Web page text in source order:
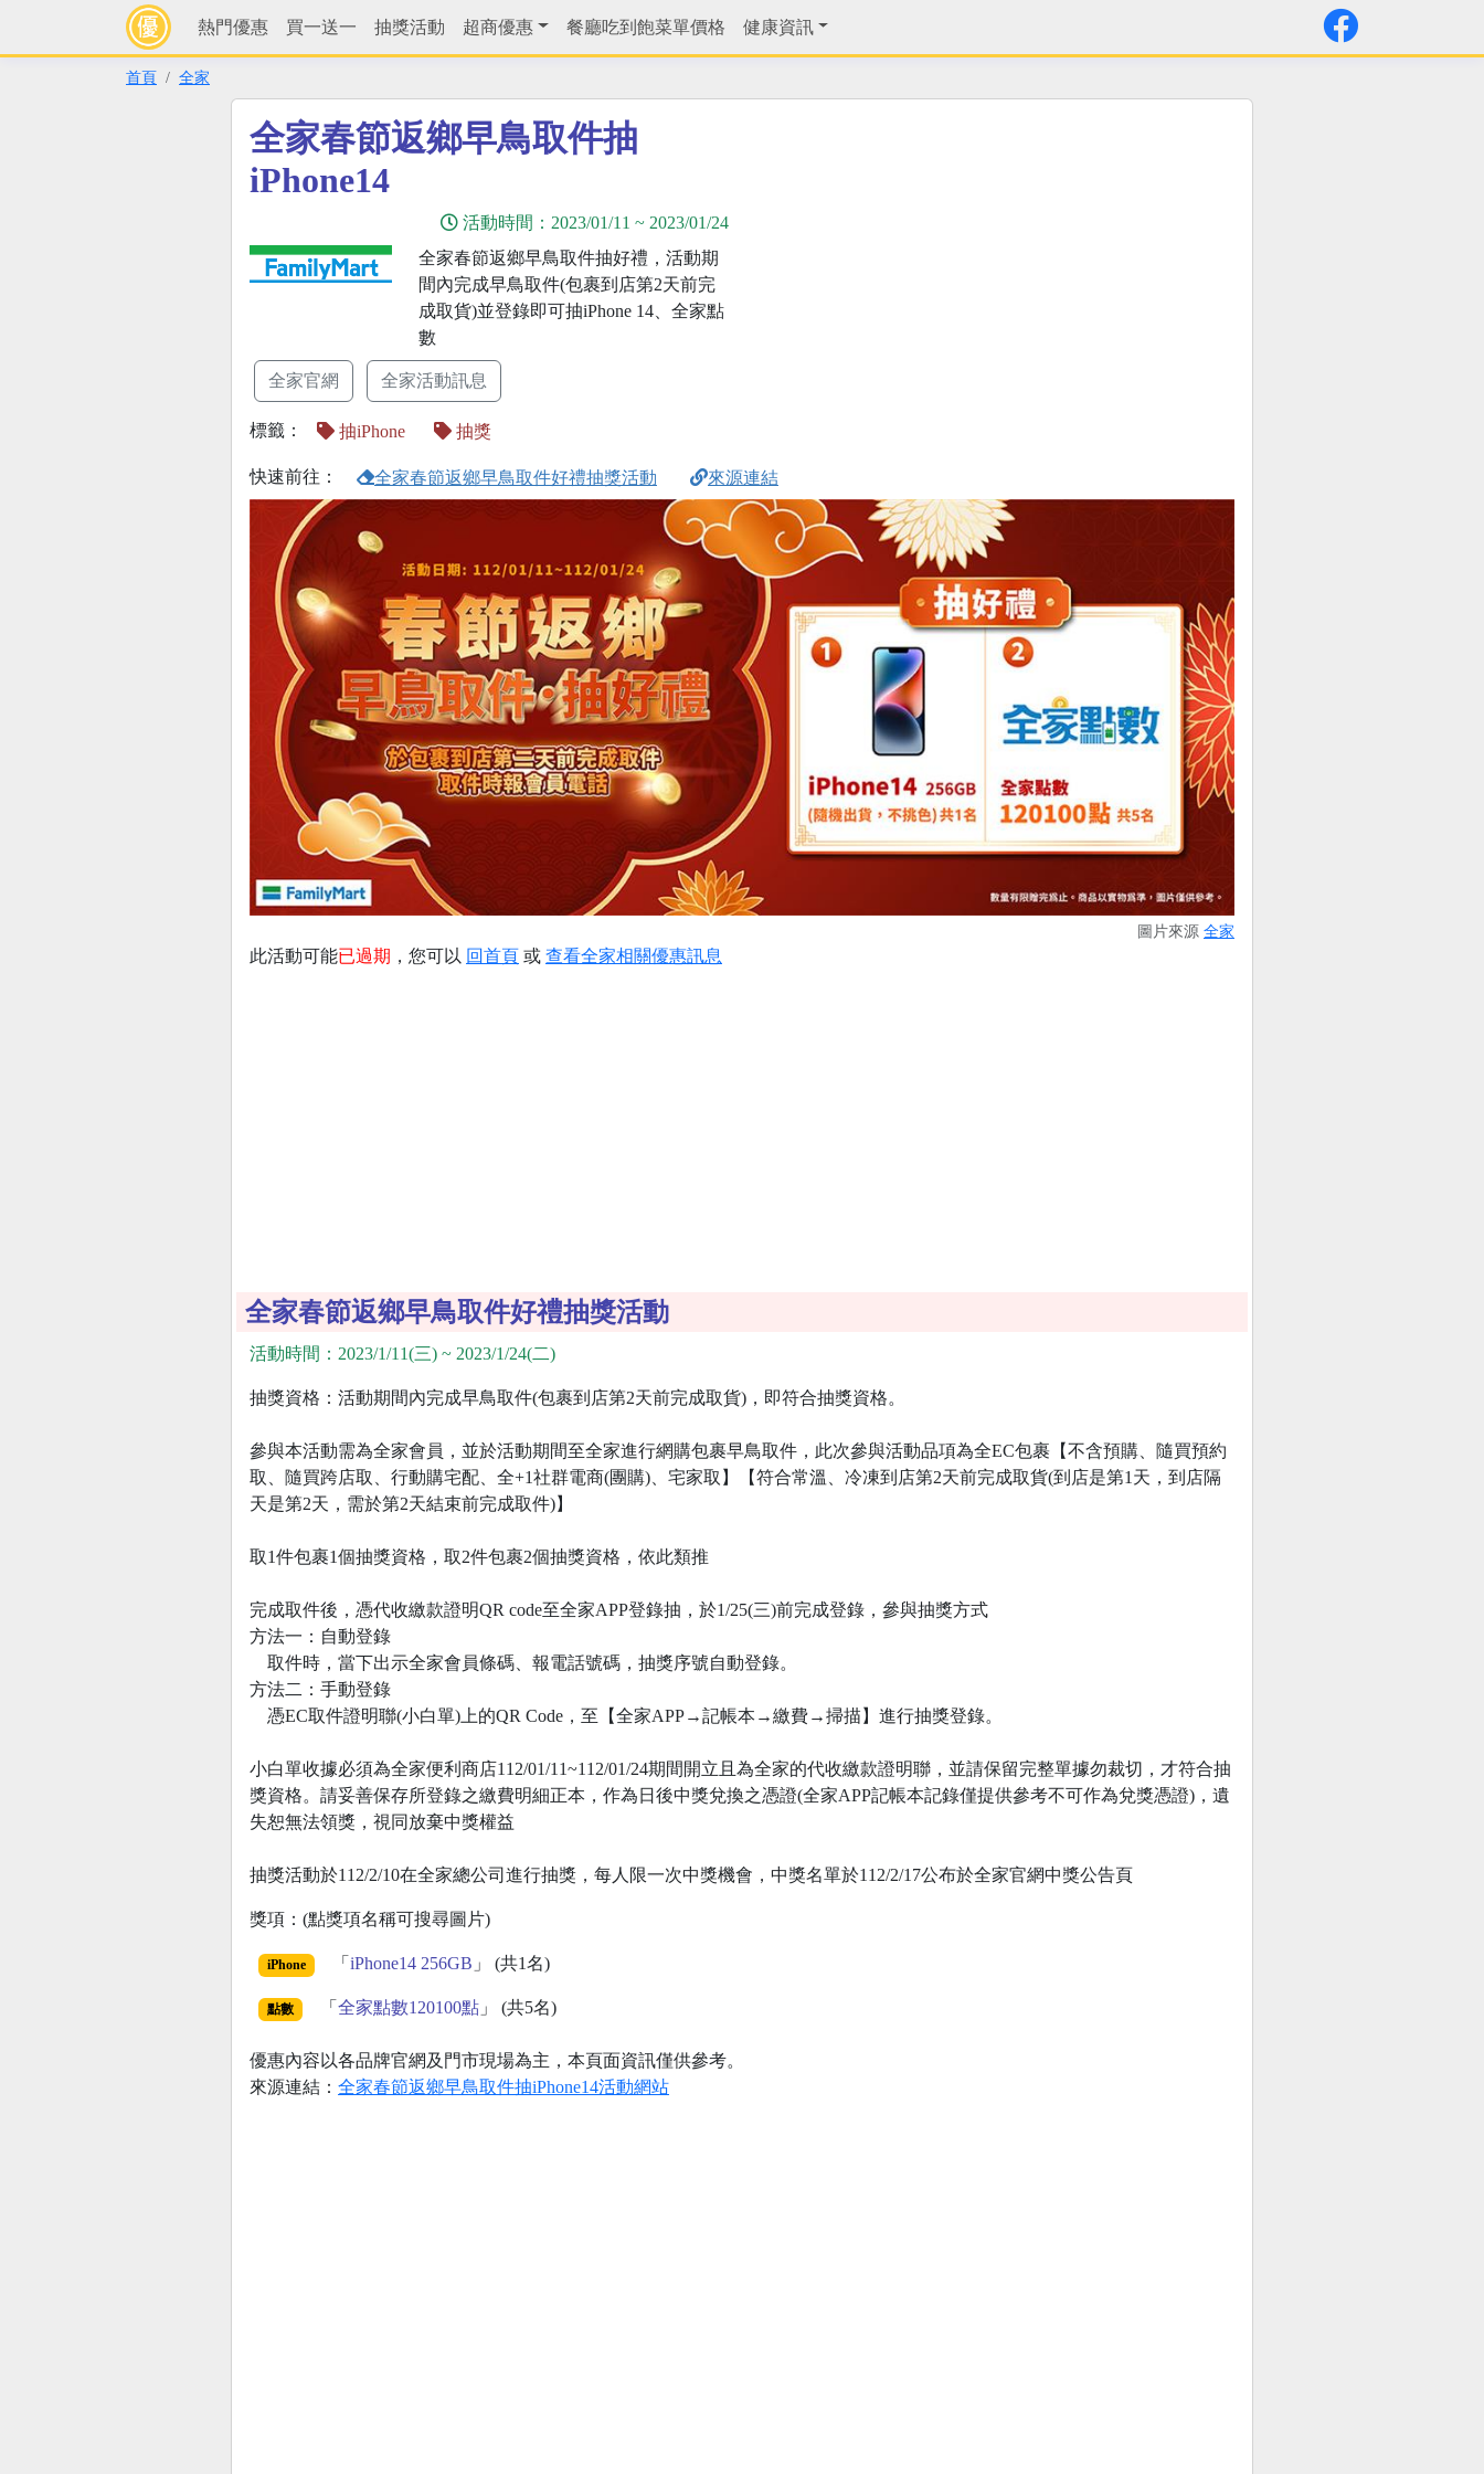
熱門優惠 買一送一 抽獎活動 超商優惠 餐廳吃到飽菜單價格 健康資訊
首頁 全家
全家春節返鄉早鳥取件抽
iPhone14
活動時間： 2023/01/11 ~ 2023/01/24
全家春節返鄉早鳥取件抽好禮，活動期
間內完成早鳥取件(包裹到店第2天前完
成取貨)並登錄即可抽iPhone 14、全家點
數
全家官網 全家活動訊息
標籤： 抽iPhone 抽獎
快速前往： 全家春節返鄉早鳥取件好禮抽獎活動 來源連結
圖片來源 全家
此活動可能已過期 ，您可以 回首頁 或 查看全家相關優惠訊息
全家春節返鄉早鳥取件好禮抽獎活動
活動時間：2023/1/11(三) ~ 2023/1/24(二)
抽獎資格：活動期間內完成早鳥取件(包裹到店第2天前完成取貨)，即符合抽獎資格。
參與本活動需為全家會員，並於活動期間至全家進行網購包裹早鳥取件，此次參與活動品項為全EC包裹【不含預購、隨買預約
取、隨買跨店取、行動購宅配、全+1社群電商(團購)、宅家取】【符合常溫、冷凍到店第2天前完成取貨(到店是第1天，到店隔
天是第2天，需於第2天結束前完成取件)】
取1件包裹1個抽獎資格，取2件包裹2個抽獎資格，依此類推
完成取件後，憑代收繳款證明QR code至全家APP登錄抽，於1/25(三)前完成登錄，參與抽獎方式
方法一：自動登錄
取件時，當下出示全家會員條碼、報電話號碼，抽獎序號自動登錄。
方法二：手動登錄
憑EC取件證明聯(小白單)上的QR Code，至【全家APP→記帳本→繳費→掃描】進行抽獎登錄。
小白單收據必須為全家便利商店112/01/11~112/01/24期間開立且為全家的代收繳款證明聯，並請保留完整單據勿裁切，才符合抽
獎資格。請妥善保存所登錄之繳費明細正本，作為日後中獎兌換之憑證(全家APP記帳本記錄僅提供參考不可作為兌獎憑證)，遺
失恕無法領獎，視同放棄中獎權益
抽獎活動於112/2/10在全家總公司進行抽獎，每人限一次中獎機會，中獎名單於112/2/17公布於全家官網中獎公告頁
獎項：(點獎項名稱可搜尋圖片)
iPhone 「 iPhone14 256GB 」 (共1名)
點數 「 全家點數120100點」 (共5名)
優惠內容以各品牌官網及門市現場為主，本頁面資訊僅供參考。
來源連結： 全家春節返鄉早鳥取件抽iPhone14活動網站